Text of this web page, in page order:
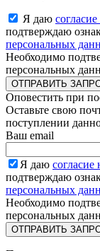
Я даю
подтверждаю
персональных
Необходимо
персональных
ОТПРАВИТЬ
Оповестить при
Оставьте свою
поступлении
Ваш email
Я даю
подтверждаю
персональных
Необходимо
персональных
ОТПРАВИТЬ